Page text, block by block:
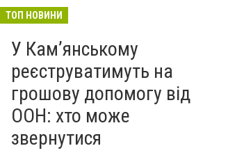
ТОП НОВИНИ
У Кам’янському
реєструватимуть на
грошову допомогу від
ООН: хто може
звернутися